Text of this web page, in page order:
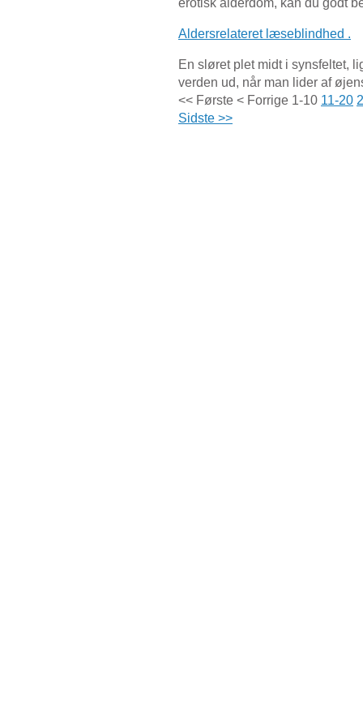
Aldersrelateret læseblindhed .
En sløret plet midt i synsfeltet,
verden ud, når man lider af
<< Første < Forrige 1-10 11-20
Sidste >>